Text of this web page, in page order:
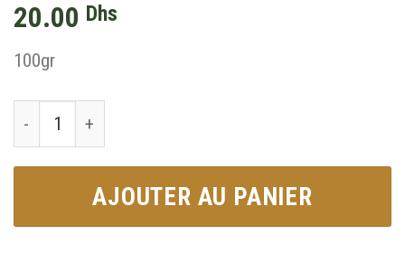
20.00 Dhs
100gr
AJOUTER AU PANIER